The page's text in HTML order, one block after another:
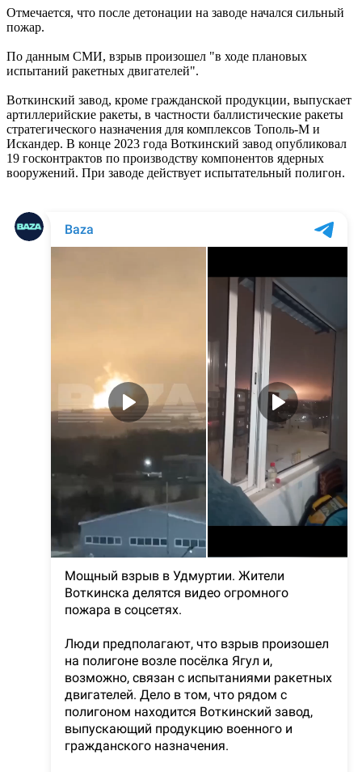
Отмечается, что после детонации на заводе начался сильный
пожар.
По данным СМИ, взрыв произошел "в ходе плановых
испытаний ракетных двигателей".
Воткинский завод, кроме гражданской продукции, выпускает
артиллерийские ракеты, в частности баллистические ракеты
стратегического назначения для комплексов Тополь-М и
Искандер. В конце 2023 года Воткинский завод опубликовал
19 госконтрактов по производству компонентов ядерных
вооружений. При заводе действует испытательный полигон.